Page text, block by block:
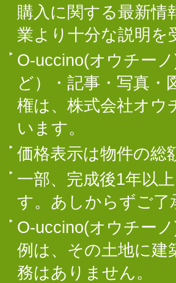
購入に関する最新情
業より十分な説明を
O-uccino(オウチー
ど）・記事・写真
権は、株式会社オウ
います。
価格表示は物件の総
一部、完成後1年以
す。あしからずご了
O-uccino(オウチー
例は、その土地に建
務はありません。